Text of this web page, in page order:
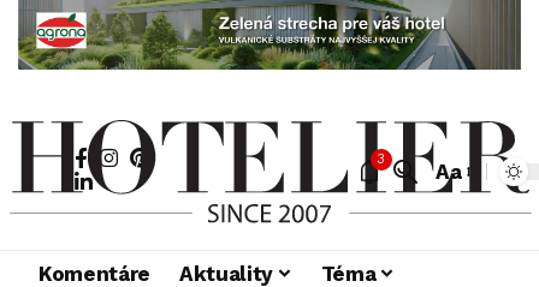
3
Aa
Komentáre Aktuality
Téma